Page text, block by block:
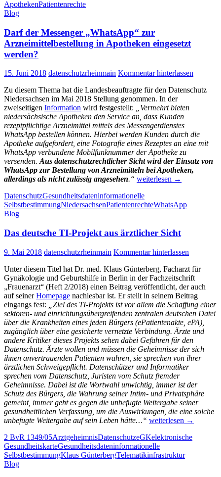
ApothekenPatientenrechte
Blog
Darf der Messenger „WhatsApp“ zur
Arzneimittelbestellung in Apotheken eingesetzt
werden?
15. Juni 2018 datenschutzrheinmain Kommentar hinterlassen
Zu diesem Thema hat die Landesbeauftragte für den Datenschutz
Niedersachsen im Mai 2018 Stellung genommen. In der
zweiseitigen Information wird festgestellt: „Vermehrt bieten
niedersächsische Apotheken den Service an, dass Kunden
rezeptpflichtige Arzneimittel mittels des Messengerdienstes
WhatsApp bestellen können. Hierbei werden Kunden durch die
Apotheke aufgefordert, eine Fotografie eines Rezeptes an eine mit
WhatsApp verbundene Mobilfunknummer der Apotheke zu
versenden.Aus datenschutzrechtlicher Sicht wird der Einsatz von
WhatsApp zur Bestellung von Arzneimitteln bei Apotheken,
allerdings als nicht zulässig angesehen.“ Darf
Messenger
„WhatsApp“
in
eingesetzt
werden?
weiterlesen →
DatenschutzGesundheitsdateninformationelle
SelbstbestimmungNiedersachsenPatientenrechteWhatsApp
Blog
Das deutsche TI-Projekt aus ärztlicher Sicht
9. Mai 2018 datenschutzrheinmain Kommentar hinterlassen
Unter diesem Titel hat Dr. med. Klaus Günterberg, Facharzt für
Gynäkologie und Geburtshilfe in Berlin in der Fachzeitschrift
„Frauenarzt“ (Heft 2/2018) einen Beitrag veröffentlicht, der auch
auf seinerHomepage nachlesbar ist. Er stellt in seinem Beitrag
eingangs fest:
„Ziel des TI-Projekts ist vor allem die Schaffung einer
sektoren- und einrichtungsübergreifenden zentralen deutschen Datei
über die Krankheiten eines jeden Bürgers (ePatientenakte, ePA),
zugänglich über eine gesicherte vernetzte Verbindung. Ärzte und
andere Kritiker dieses Projekts sehen dabei Gefahren für den
Datenschutz. Ärzte wollen und müssen die Geheimnisse der sich
ihnen anvertrauenden Patienten wahren, sie sprechen von ihrer
ärztlichen Schweigepflicht. Datenschützer und Informatiker
sprechen vom Datenschutz, Juristen vom Schutz fremder
Geheimnisse. Dabei ist die Wortwahl unwichtig, immer ist der
Schutz des Bürgers, die Wahrung seiner Intim- und Privatsphäre
gemeint, immer geht es gegen die unbefugte Weitergabe seiner
gesundheitlichen Verfassung, um die Auswirkungen, die eine solche
unbefugte Weitergabe auf sein Leben hätte…“ Das
TI-
Projekt
aus
weiterlesen →
2 BvR 1349/05ArztgeheimnisDatenschutzeGKelektronische
GesundheitskarteGesundheitsdateninformationelle
SelbstbestimmungKlaus GünterbergTelematikinfrastruktur
Blog